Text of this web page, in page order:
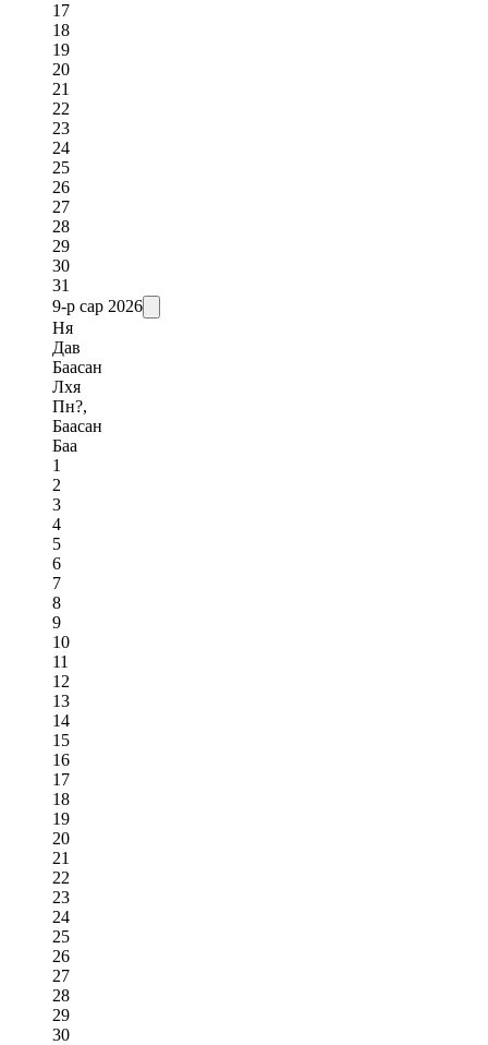
17
18
19
20
21
22
23
24
25
26
27
28
29
30
31
9-р сар 2026
Ня
Дав
Баасан
Лхя
Пн?,
Баасан
Баа
1
2
3
4
5
6
7
8
9
10
11
12
13
14
15
16
17
18
19
20
21
22
23
24
25
26
27
28
29
30